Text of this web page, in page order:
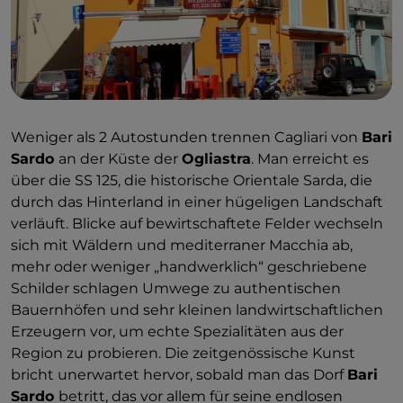
Wände und graue Betonpfeiler beleben, ist die
Galleria del Sale:Sie erstreckt sich entlang der
sogenanntenVia del Sale
, einem kurzen Radweg,
der die Mole Ichnusa mit dem Haupteingang des
RegionalenNaturparks Molentargius-Saline
vorbeiführt. Die Route führt amAmsicora-Stadion
vorbei , in dem Cagliari 1970 den Scudetto gewann
und in dem 2023 ein gigantisches Wandgemälde
entstand, das den legendären Meister Gigi Riva
darstellt. Es ist das Werk vonGiorgio Casu , einem
Künstler aus San Gavino Monreale: einem der „Dörfer
der Wandmalereien “, das Ziel dieser Route …
Weniger als 2 Autostunden trennen Cagliari von Bari
Sardo an der Küste der Ogliastra. Man erreicht es
über die SS 125, die historische Orientale Sarda, die
durch das Hinterland in einer hügeligen Landschaft
verläuft. Blicke auf bewirtschaftete Felder wechseln
sich mit Wäldern und mediterraner Macchia ab,
mehr oder weniger „handwerklich“ geschriebene
Schilder schlagen Umwege zu authentischen
Bauernhöfen und sehr kleinen landwirtschaftlichen
Erzeugern vor, um echte Spezialitäten aus der
Region zu probieren. Die zeitgenössische Kunst
bricht unerwartet hervor, sobald man das Dorf Bari
Sardo betritt, das vor allem für seine endlosen